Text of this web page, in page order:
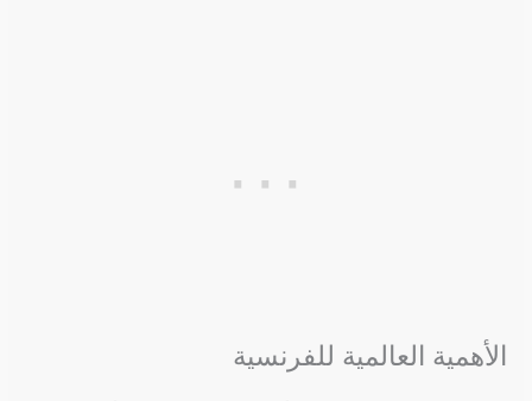
الأهمية العالمية للفرنسية